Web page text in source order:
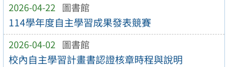
2026-04-22 圖書館
114學年度自主學習成果發表競賽
2026-04-02 圖書館
校內自主學習計畫書認證核章時程與說明